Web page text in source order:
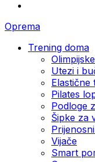
Oprema
Trening doma
Utezi i
Elastične
Pilates
Podloge
Šipke za
Vijače
Smart